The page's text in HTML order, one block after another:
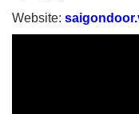
Website: